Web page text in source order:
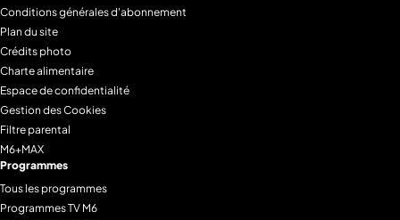
Conditions générales d'abonnement
Plan du site
Crédits photo
Charte alimentaire
Espace de confidentialité
Gestion des Cookies
Filtre parental
M6+MAX
Programmes
Tous les programmes
Programmes TV M6